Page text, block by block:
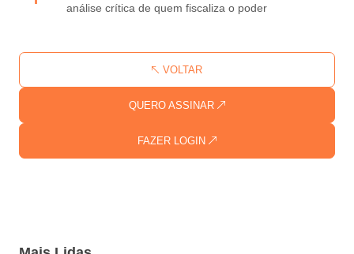
análise crítica de quem fiscaliza o poder
FAZER LOGIN
QUERO ASSINAR
VOLTAR